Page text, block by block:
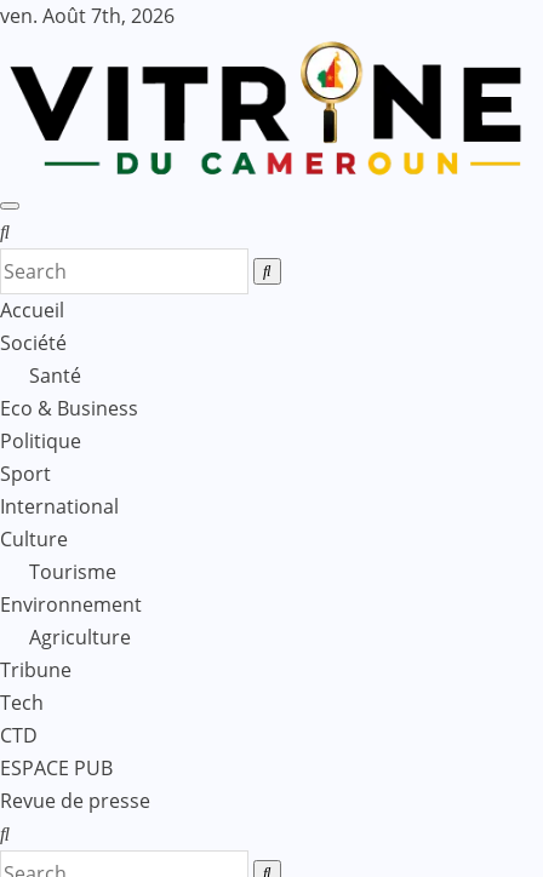
Skip
content
ven. Août 7th, 2026
Accueil
Société
Santé
Eco & Business
Politique
Sport
International
Culture
Tourisme
Environnement
Agriculture
Tribune
Tech
CTD
ESPACE PUB
Revue de presse